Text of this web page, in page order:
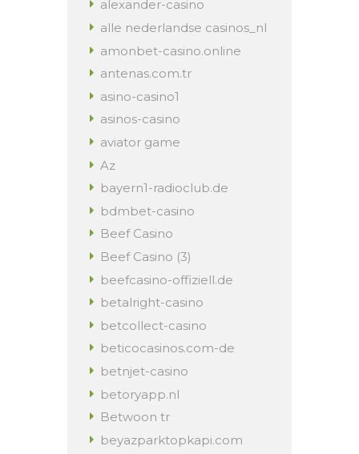
alexander-casino
alle nederlandse casinos_nl
amonbet-casino.online
antenas.com.tr
asino-casino1
asinos-casino
aviator game
Az
bayern1-radioclub.de
bdmbet-casino
Beef Casino
Beef Casino (3)
beefcasino-offiziell.de
betalright-casino
betcollect-casino
beticocasinos.com-de
betnjet-casino
betoryapp.nl
Betwoon tr
beyazparktopkapi.com